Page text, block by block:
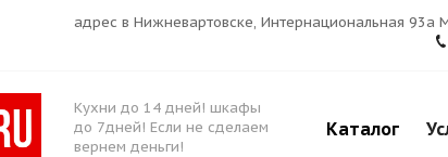
адрес в Нижневартовске, Интернациональная 93а
Кухни до 14 дней! шкафы
до 7дней! Если не сделаем
вернем деньги!
Каталог